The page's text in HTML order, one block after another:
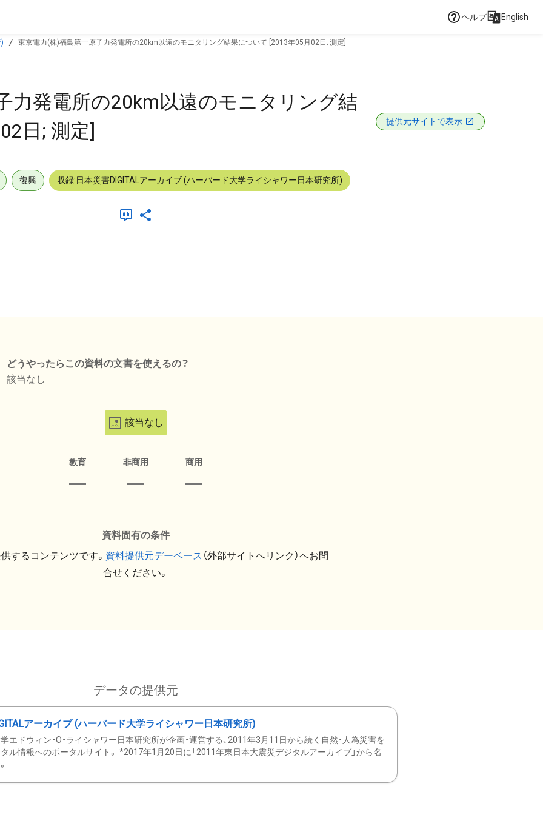
ヘルプ English
東京電力(株)福島第一原子力発電所の20km以遠のモニタリング結果について [2013年05月02日; 測定]
力発電所の20km以遠のモニタリング結
日; 測定]
提供元サイトで表示
復興 収録:日本災害DIGITALアーカイブ (ハーバード大学ライシャワー日本研究所)
どうやったらこの資料の文書を使えるの？
該当なし
該当なし
教育 非商用 商用
資料固有の条件
するコンテンツです。 資料提供元デーベース （外部サイトへリンク）へお問
合せください。
データの提供元
アーカイブ (ハーバード大学ライシャワー日本研究所)
エドウィン・O・ライシャワー日本研究所が企画・運営する、2011年3月11日から続く自然・人為災害を
ル情報へのポータルサイト。 *2017年1月20日に「2011年東日本大震災デジタルアーカイブ」から名